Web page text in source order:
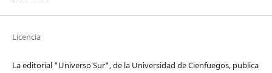
Licencia
La editorial "Universo Sur", de la Universidad de Cienfuegos, publica